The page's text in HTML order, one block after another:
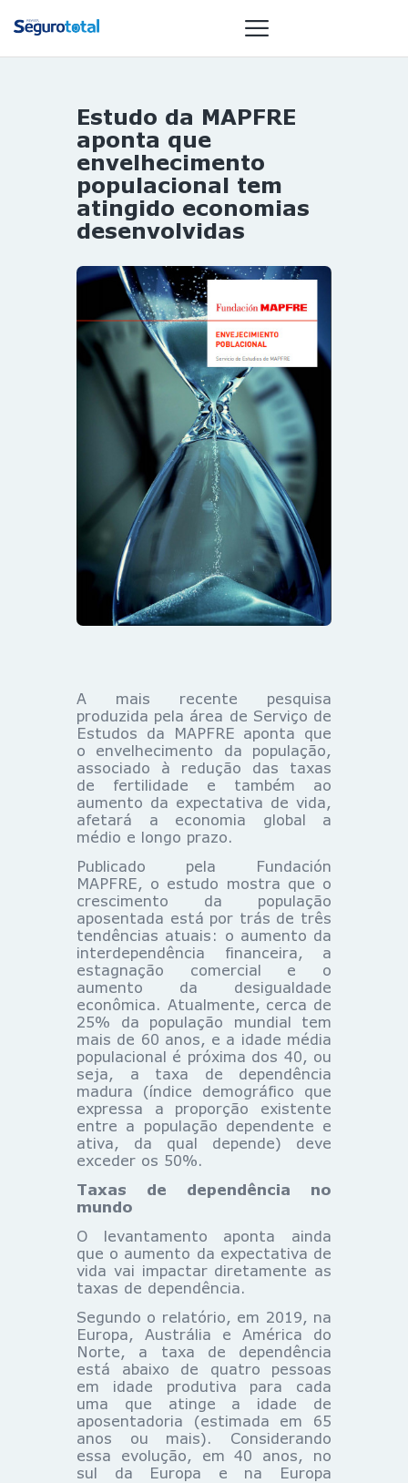
NOTÍCIAS
REVISTA
ESPECIAIS
GAIVOTA DE
OURO
ST SUMMIT
MULHERES
GESTORAS
HOMEST
HOME
Estudo da MAPFRE
aponta que
envelhecimento
populacional tem
atingido economias
desenvolvidas
A mais recente pesquisa
produzida pela área de Serviço de
Estudos da MAPFRE aponta que
o envelhecimento da população,
associado à redução das taxas
de fertilidade e também ao
aumento da expectativa de vida,
afetará a economia global a
médio e longo prazo.
Publicado pela Fundación
MAPFRE, o estudo mostra que o
crescimento da população
aposentada está por trás de três
tendências atuais: o aumento da
interdependência financeira, a
estagnação comercial e o
aumento da desigualdade
econômica. Atualmente, cerca de
25% da população mundial tem
mais de 60 anos, e a idade média
populacional é próxima dos 40, ou
seja, a taxa de dependência
madura (índice demográfico que
expressa a proporção existente
entre a população dependente e
ativa, da qual depende) deve
exceder os 50%.
Taxas de dependência no
mundo
O levantamento aponta ainda
que o aumento da expectativa de
vida vai impactar diretamente as
taxas de dependência.
Segundo o relatório, em 2019, na
Europa, Austrália e América do
Norte, a taxa de dependência
está abaixo de quatro pessoas
em idade produtiva para cada
uma que atinge a idade de
aposentadoria (estimada em 65
anos ou mais). Considerando
essa evolução, em 40 anos, no
sul da Europa e na Europa